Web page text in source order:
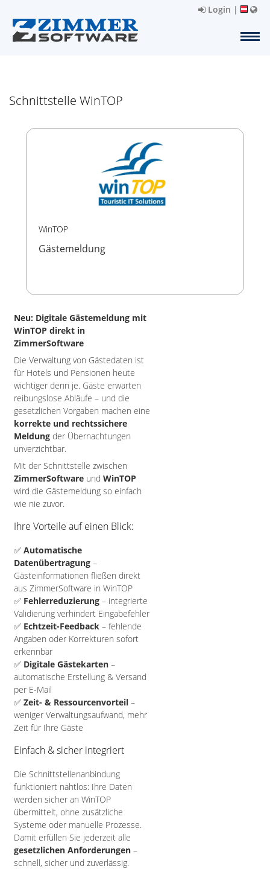
Login |
Schnittstelle WinTOP
WinTOP
Gästemeldung
Neu: Digitale Gästemeldung mit
WinTOP direkt in
ZimmerSoftware
Die Verwaltung von Gästedaten ist
für Hotels und Pensionen heute
wichtiger denn je. Gäste erwarten
reibungslose Abläufe – und die
gesetzlichen Vorgaben machen eine
korrekte und rechtssichere
Meldung der Übernachtungen
unverzichtbar.
Mit der Schnittstelle zwischen
ZimmerSoftware und WinTOP
wird die Gästemeldung so einfach
wie nie zuvor.
Ihre Vorteile auf einen Blick:
✅ Automatische
Datenübertragung –
Gästeinformationen fließen direkt
aus ZimmerSoftware in WinTOP
✅ Fehlerreduzierung – integrierte
Validierung verhindert Eingabefehler
✅ Echtzeit-Feedback – fehlende
Angaben oder Korrekturen sofort
erkennbar
✅ Digitale Gästekarten –
automatische Erstellung & Versand
per E-Mail
✅ Zeit- & Ressourcenvorteil –
weniger Verwaltungsaufwand, mehr
Zeit für Ihre Gäste
Einfach & sicher integriert
Die Schnittstellenanbindung
funktioniert nahtlos: Ihre Daten
werden sicher an WinTOP
übermittelt, ohne zusätzliche
Systeme oder manuelle Prozesse.
Damit erfüllen Sie jederzeit alle
gesetzlichen Anforderungen –
schnell, sicher und zuverlässig.